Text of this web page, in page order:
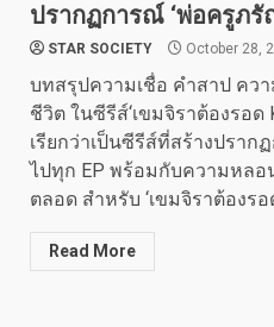
ปรากฏการณ์ ‘พ่อครูภรั
STAR SOCIETY October 28,
บทสรุปความเชื่อ คำสาป คว
ชีวิต ในซีรีส์‘เขมจิราต้องรอ
เรียกว่าเป็นซีรีส์ที่สร้างปรา
ไปทุก EP พร้อมกับความหลอ
ตลอด สำหรับ ‘เขมจิราต้องรอ
Read More